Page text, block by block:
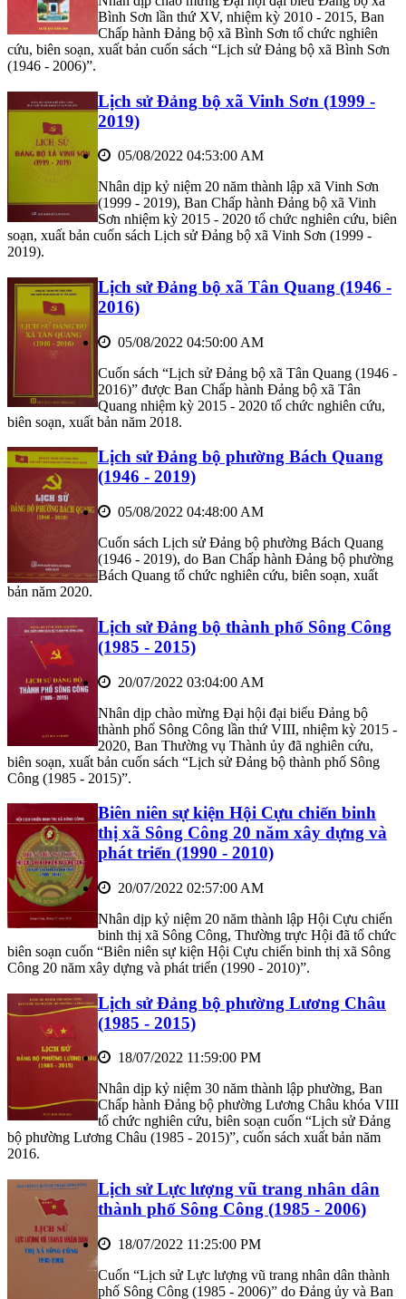
Bình Sơn lần thứ XV, nhiệm kỳ 2010 - 2015, Ban
Chấp hành Đảng bộ xã Bình Sơn tổ chức nghiên
cứu, biên soạn, xuất bản cuốn sách “Lịch sử Đảng bộ xã Bình Sơn
(1946 - 2006)”.
Lịch sử Đảng bộ xã Vinh Sơn (1999 -
2019)
05/08/2022 04:53:00 AM
Nhân dịp kỷ niệm 20 năm thành lập xã Vinh Sơn
(1999 - 2019), Ban Chấp hành Đảng bộ xã Vinh
Sơn nhiệm kỳ 2015 - 2020 tổ chức nghiên cứu, biên
soạn, xuất bản cuốn sách Lịch sử Đảng bộ xã Vinh Sơn (1999 -
2019).
Lịch sử Đảng bộ xã Tân Quang (1946 -
2016)
05/08/2022 04:50:00 AM
Cuốn sách “Lịch sử Đảng bộ xã Tân Quang (1946 -
2016)” được Ban Chấp hành Đảng bộ xã Tân
Quang nhiệm kỳ 2015 - 2020 tổ chức nghiên cứu,
biên soạn, xuất bản năm 2018.
Lịch sử Đảng bộ phường Bách Quang
(1946 - 2019)
05/08/2022 04:48:00 AM
Cuốn sách Lịch sử Đảng bộ phường Bách Quang
(1946 - 2019), do Ban Chấp hành Đảng bộ phường
Bách Quang tổ chức nghiên cứu, biên soạn, xuất
bản năm 2020.
Lịch sử Đảng bộ thành phố Sông Công
(1985 - 2015)
20/07/2022 03:04:00 AM
Nhân dịp chào mừng Đại hội đại biểu Đảng bộ
thành phố Sông Công lần thứ VIII, nhiệm kỳ 2015 -
2020, Ban Thường vụ Thành ủy đã nghiên cứu,
biên soạn, xuất bản cuốn sách “Lịch sử Đảng bộ thành phố Sông
Công (1985 - 2015)”.
Biên niên sự kiện Hội Cựu chiến binh
thị xã Sông Công 20 năm xây dựng và
phát triển (1990 - 2010)
20/07/2022 02:57:00 AM
Nhân dịp kỷ niệm 20 năm thành lập Hội Cựu chiến
binh thị xã Sông Công, Thường trực Hội đã tổ chức
biên soạn cuốn “Biên niên sự kiện Hội Cựu chiến binh thị xã Sông
Công 20 năm xây dựng và phát triển (1990 - 2010)”.
Lịch sử Đảng bộ phường Lương Châu
(1985 - 2015)
18/07/2022 11:59:00 PM
Nhân dịp kỷ niệm 30 năm thành lập phường, Ban
Chấp hành Đảng bộ phường Lương Châu khóa VIII
tổ chức nghiên cứu, biên soạn cuốn “Lịch sử Đảng
bộ phường Lương Châu (1985 - 2015)”, cuốn sách xuất bản năm
2016.
Lịch sử Lực lượng vũ trang nhân dân
thành phố Sông Công (1985 - 2006)
18/07/2022 11:25:00 PM
Cuốn “Lịch sử Lực lượng vũ trang nhân dân thành
phố Sông Công (1985 - 2006)” do Đảng ủy và Ban